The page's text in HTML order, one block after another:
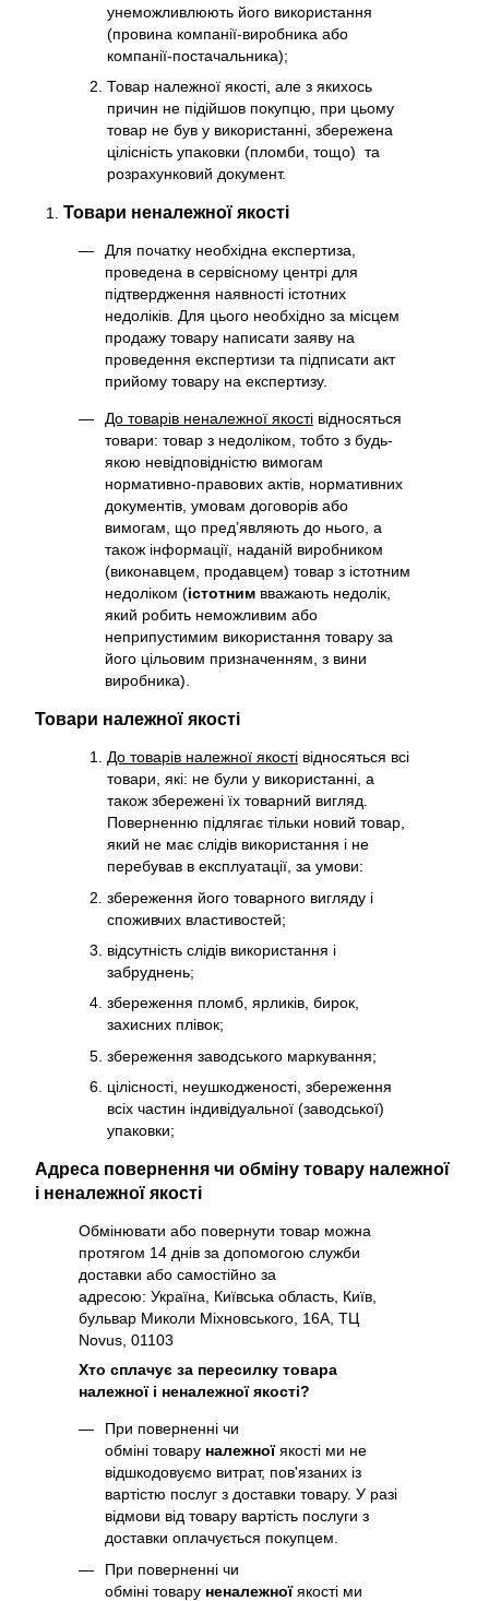
унеможливлюють його використання
(провина компанії-виробника або
компанії-постачальника);
Товар належної якості, але з якихось
причин не підійшов покупцю, при цьому
товар не був у використанні, збережена
цілісність упаковки (пломби, тощо) та
розрахунковий документ.
Товари неналежної якості
Для початку необхідна експертиза,
проведена в сервісному центрі для
підтвердження наявності істотних
недоліків. Для цього необхідно за місцем
продажу товару написати заяву на
проведення експертизи та підписати акт
прийому товару на експертизу.
До товарів неналежної якості відносяться
товари: товар з недоліком, тобто з будь-
якою невідповідністю вимогам
нормативно-правових актів, нормативних
документів, умовам договорів або
вимогам, що пред’являють до нього, а
також інформації, наданій виробником
(виконавцем, продавцем) товар з істотним
недоліком (істотним вважають недолік,
який робить неможливим або
неприпустимим використання товару за
його цільовим призначенням, з вини
виробника).
Товари належної якості
До товарів належної якості відносяться всі
товари, які: не були у використанні, а
також збережені їх товарний вигляд.
Поверненню підлягає тільки новий товар,
який не має слідів використання і не
перебував в експлуатації, за умови:
збереження його товарного вигляду і
споживчих властивостей;
відсутність слідів використання і
забруднень;
збереження пломб, ярликів, бирок,
захисних плівок;
збереження заводського маркування;
цілісності, неушкодженості, збереження
всіх частин індивідуальної (заводської)
упаковки;
Адреса повернення чи обміну товару належної
і неналежної якості
Обмінювати або повернути товар можна
протягом 14 днів за допомогою служби
доставки або самостійно за
адресою: Україна, Київська область, Київ,
бульвар Миколи Міхновського, 16А, ТЦ
Novus, 01103
Хто сплачує за пересилку товара
належної і неналежної якості?
При поверненні чи
обміні товару належноїякості ми не
відшкодовуємо витрат, пов'язаних із
вартістю послуг з доставки товару. У разі
відмови від товару вартість послуги з
доставки оплачується покупцем.
При поверненні чи
обміні товару неналежноїякості ми